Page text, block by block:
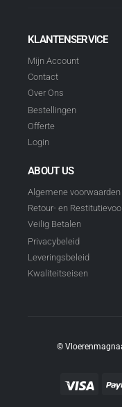
KLANTENSERVICE
Mijn Account
Contact
Over Ons
Bestellingen
Offerte
Login
ABOUT US
Algemene voorwaarden
Retour- en
Veilig Betalen
Privacybeleid
Leveringsbeleid
Kwaliteitseisen
©